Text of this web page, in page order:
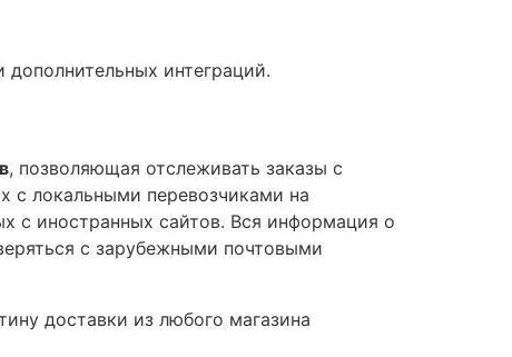
интеграций.
, позволяющая отслеживать заказы с
с локальными перевозчиками на
с иностранных сайтов. Вся информация о
с зарубежными почтовыми
доставки из любого магазина